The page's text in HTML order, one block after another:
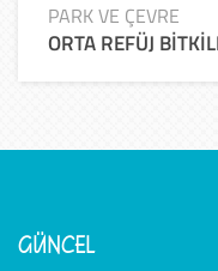
PARK VE ÇEVRE
ORTA REFÜJ
GÜNCEL